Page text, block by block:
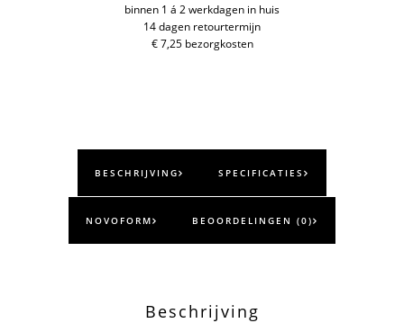
aantalbinnen 1 á 2 werkdagen in huis
14 dagen retourtermijn
€ 7,25 bezorgkosten
BESCHRIJVING SPECIFICATIES
NOVOFORM BEOORDELINGEN (0)
Beschrijving